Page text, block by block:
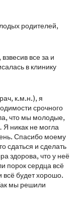
родителей,
все за и
в клинику
к.м.н.), я
срочного
что мы молодые,
никак не могла
Спасибо моему
сдаться и сделать
здорова, что у неё
порок сердца всё
всё будет хорошо.
мы решили